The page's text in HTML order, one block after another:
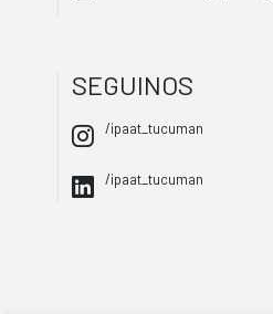
SEGUINOS
/ipaat_tucuman
/ipaat_tucuman